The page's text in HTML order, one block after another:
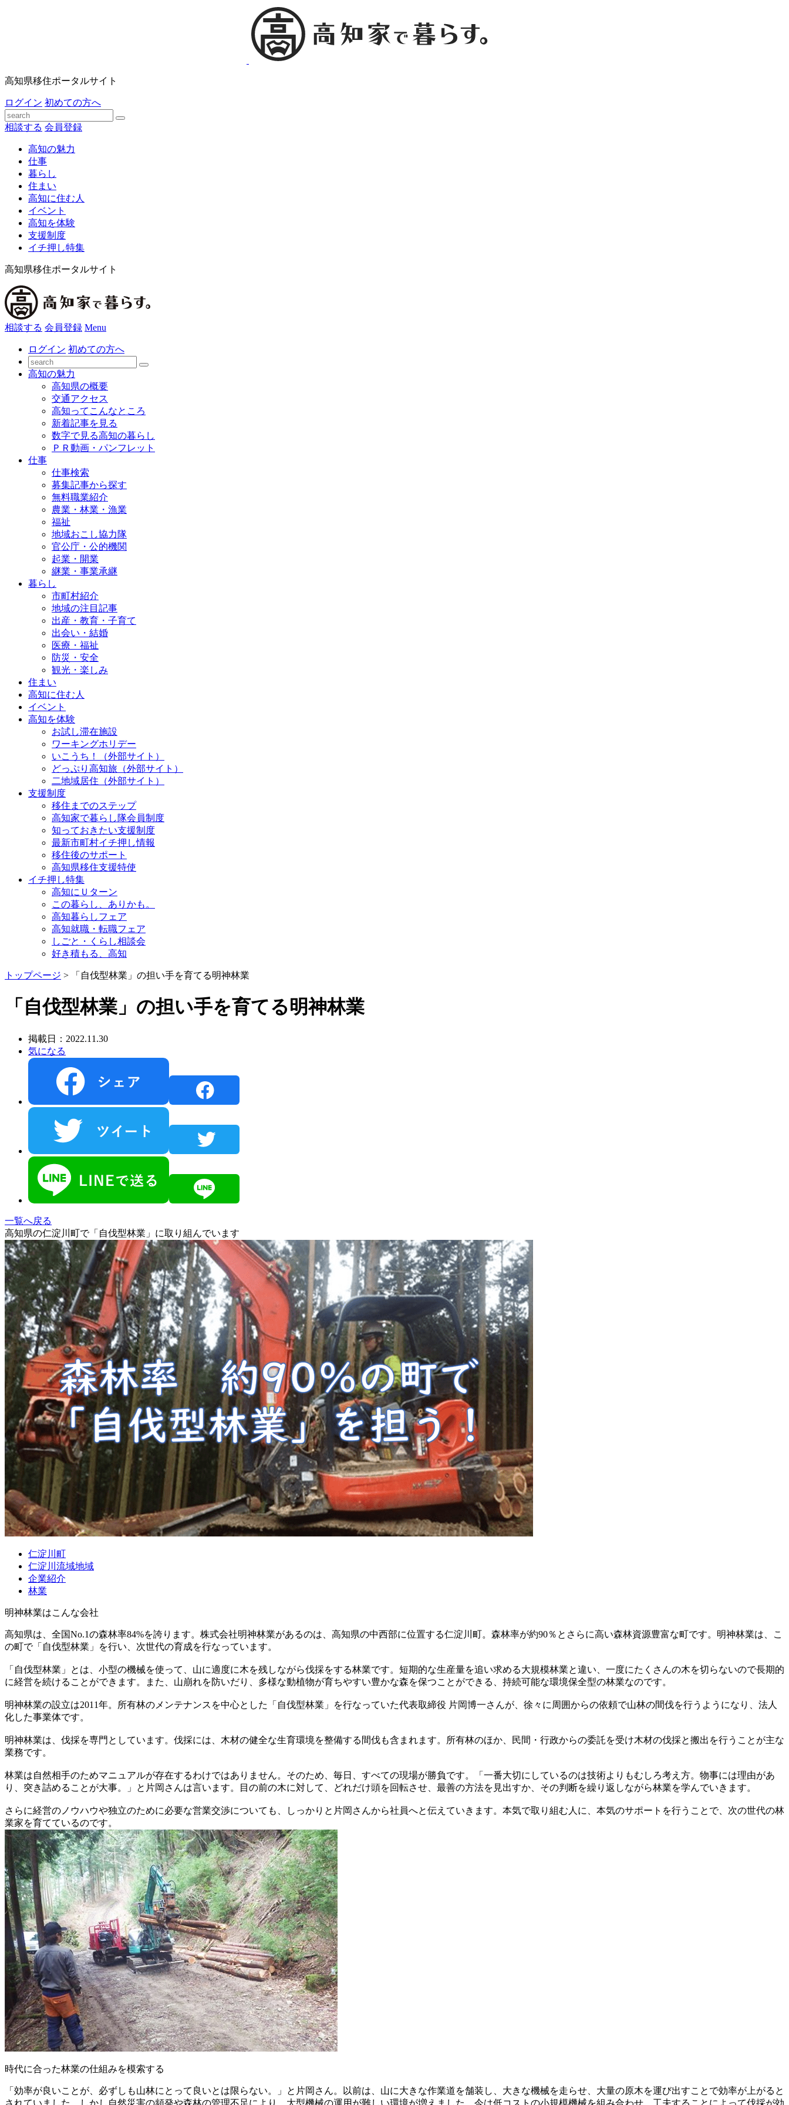
高知県移住ポータルサイト
ログイン 初めての方へ
相談する 会員登録
高知の魅力
仕事
暮らし
住まい
高知に住む人
イベント
高知を体験
支援制度
イチ押し特集
高知県移住ポータルサイト
相談する 会員登録 Menu
ログイン 初めての方へ
高知の魅力
高知県の概要
交通アクセス
高知ってこんなところ
新着記事を見る
数字で見る高知の暮らし
ＰＲ動画・パンフレット
仕事
仕事検索
募集記事から探す
無料職業紹介
農業・林業・漁業
福祉
地域おこし協力隊
官公庁・公的機関
起業・開業
継業・事業承継
暮らし
市町村紹介
地域の注目記事
出産・教育・子育て
出会い・結婚
医療・福祉
防災・安全
観光・楽しみ
住まい
高知に住む人
イベント
高知を体験
お試し滞在施設
ワーキングホリデー
いこうち！（外部サイト）
どっぷり高知旅（外部サイト）
二地域居住（外部サイト）
支援制度
移住までのステップ
高知家で暮らし隊会員制度
知っておきたい支援制度
最新市町村イチ押し情報
移住後のサポート
高知県移住支援特使
イチ押し特集
高知にＵターン
この暮らし、ありかも。
高知暮らしフェア
高知就職・転職フェア
しごと・くらし相談会
好き積もる、高知
トップページ > 「自伐型林業」の担い手を育てる明神林業
「自伐型林業」の担い手を育てる明神林業
掲載日：2022.11.30
気になる
一覧へ戻る
高知県の仁淀川町で「自伐型林業」に取り組んでいます
仁淀川町
仁淀川流域地域
企業紹介
林業
明神林業はこんな会社
高知県は、全国No.1の森林率84%を誇ります。株式会社明神林業があるのは、高知県の中西部に位置する仁淀川町。森林率が約90％とさらに高い森林資源豊富な町です。明神林業は、こ
の町で「自伐型林業」を行い、次世代の育成を行なっています。
「自伐型林業」とは、小型の機械を使って、山に適度に木を残しながら伐採をする林業です。短期的な生産量を追い求める大規模林業と違い、一度にたくさんの木を切らないので長期的
に経営を続けることができます。また、山崩れを防いだり、多様な動植物が育ちやすい豊かな森を保つことができる、持続可能な環境保全型の林業なのです。
明神林業の設立は2011年。所有林のメンテナンスを中心とした「自伐型林業」を行なっていた代表取締役 片岡博一さんが、徐々に周囲からの依頼で山林の間伐を行うようになり、法人
化した事業体です。
明神林業は、伐採を専門としています。伐採には、木材の健全な生育環境を整備する間伐も含まれます。所有林のほか、民間・行政からの委託を受け木材の伐採と搬出を行うことが主な
業務です。
林業は自然相手のためマニュアルが存在するわけではありません。そのため、毎日、すべての現場が勝負です。「一番大切にしているのは技術よりもむしろ考え方。物事には理由があ
り、突き詰めることが大事。」と片岡さんは言います。目の前の木に対して、どれだけ頭を回転させ、最善の方法を見出すか、その判断を繰り返しながら林業を学んでいきます。
さらに経営のノウハウや独立のために必要な営業交渉についても、しっかりと片岡さんから社員へと伝えていきます。本気で取り組む人に、本気のサポートを行うことで、次の世代の林
業家を育てているのです。
時代に合った林業の仕組みを模索する
「効率が良いことが、必ずしも山林にとって良いとは限らない。」と片岡さん。以前は、山に大きな作業道を舗装し、大きな機械を走らせ、大量の原木を運び出すことで効率が上がると
されていました。しかし自然災害の頻発や森林の管理不足により、大型機械の運用が難しい環境が増えました。今は低コストの小規模機械を組み合わせ、工夫することによって伐採が効